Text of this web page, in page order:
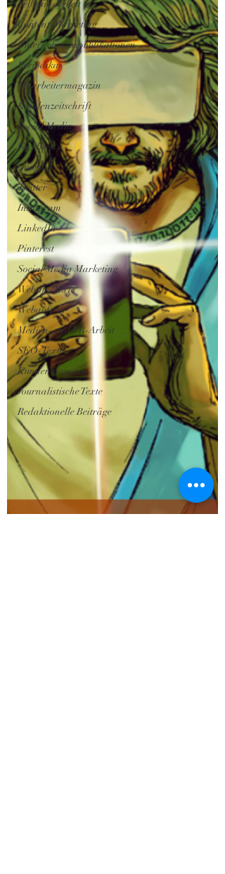
Selbständigkeit
Content-Marketing
Unternehmenspublikationen
Periodika
Mitarbeitermagazin
Kundenzeitschrift
Social Media
Facebook
Google+
Twitter
Instagram
LinkedIn
Pinterest
Social Media Marketing
Website-Texte
Webauftritt
Medien- und PR-Arbeit
SEO-Texte
Kundenmagazin
Journalistische Texte
Redaktionelle Beiträge